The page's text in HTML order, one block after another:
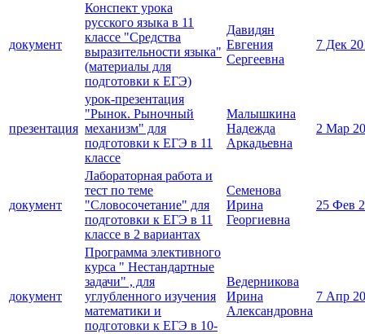
документ
Конспект урока
русского языка в 11
классе "Средства
выразительности языка"
(материалы для
подготовки к ЕГЭ)
Давидян
Евгения
Сергеевна
7 Дек
презентация
урок-презентация
"Рынок. Рыночный
механизм" для
подготовки к ЕГЭ в 11
классе
Малышкина
Надежда
Аркадьевна
2 Мар
документ
Лабораторная работа и
тест по теме
"Словосочетание" для
подготовки к ЕГЭ в 11
классе в 2 вариантах
Семенова
Ирина
Георгиевна
25 Фев
документ
Программа элективного
курса " Нестандартные
задачи" , для
углубленного изучения
математики и
подготовки к ЕГЭ в 10-
Ведерникова
Ирина
Александровна
7 Апр